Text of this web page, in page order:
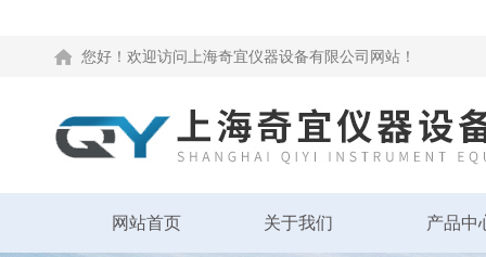
您好！欢迎访问上海奇宜仪器设备有限公司网站！
网站首页 关于我们 产品中